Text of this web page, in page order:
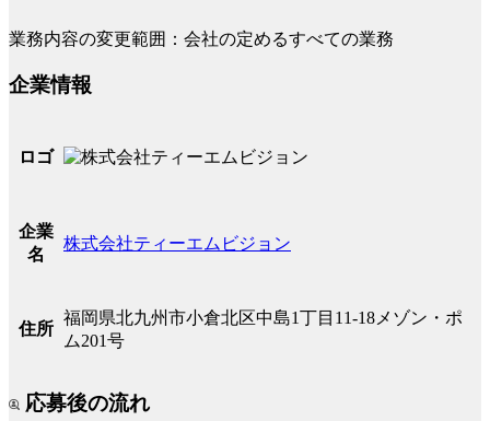
業務内容の変更範囲：会社の定めるすべての業務
企業情報
ロゴ
企業
名
株式会社ティーエムビジョン
住所
福岡県北九州市小倉北区中島1丁目11-18メゾン・ポ
ム201号
応募後の流れ